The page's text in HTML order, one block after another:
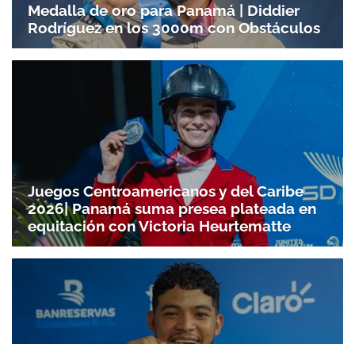
Medalla de oro para Panamá | Diddier
Rodríguez en los 3000m con Obstáculos
Juegos Centroamericanos y del Caribe
2026| Panamá suma presea plateada en
equitación con Victoria Heurtematte